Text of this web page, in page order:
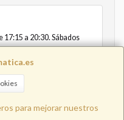
para mejorar nuestros
17:15 a 20:30. Sábados
625